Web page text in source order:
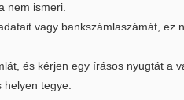
nem ismeri.
vagy bankszámlaszámát, ez
és kérjen egy írásos nyugtát a
tegye.